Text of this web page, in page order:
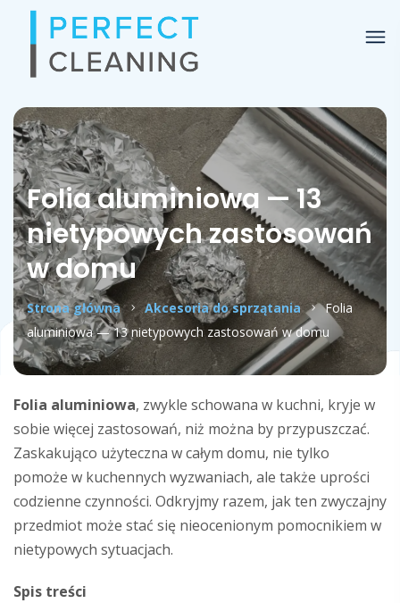
Folia aluminiowa — 13
nietypowych zastosowań
w domu
Strona główna Akcesoria do sprzątania
Folia
aluminiowa — 13 nietypowych zastosowań w domu
Folia aluminiowa, zwykle schowana w kuchni, kryje w
sobie więcej zastosowań, niż można by przypuszczać.
Zaskakująco użyteczna w całym domu, nie tylko
pomoże w kuchennych wyzwaniach, ale także uprości
codzienne czynności. Odkryjmy razem, jak ten zwyczajny
przedmiot może stać się nieocenionym pomocnikiem w
nietypowych sytuacjach.
Spis treści